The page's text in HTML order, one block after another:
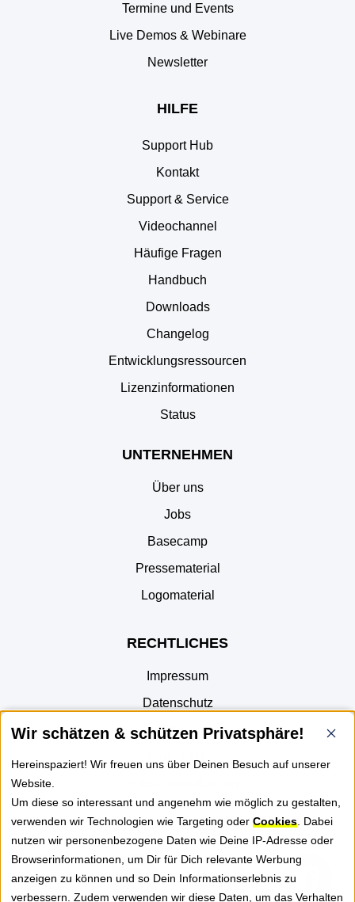
Wir schätzen & schützen Privatsphäre!
Hereinspaziert! Wir freuen uns über Deinen Besuch auf unserer
Website.
Um diese so interessant und angenehm wie möglich zu gestalten,
verwenden wir Technologien wie Targeting oder Cookies . Dabei
nutzen wir personenbezogene Daten wie Deine IP-Adresse oder
Browserinformationen, um Dir für Dich relevante Werbung
anzeigen zu können und so Dein Informationserlebnis zu
verbessern. Zudem verwenden wir diese Daten, um das Verhalten
Termine und Events
Live Demos & Webinare
Newsletter
HILFE
Support Hub
Kontakt
Support & Service
Videochannel
Häufige Fragen
Handbuch
Downloads
Changelog
Entwicklungsressourcen
Lizenzinformationen
Status
UNTERNEHMEN
Über uns
Jobs
Basecamp
Pressematerial
Logomaterial
RECHTLICHES
Impressum
Datenschutz
AGB
FOLGE UNS